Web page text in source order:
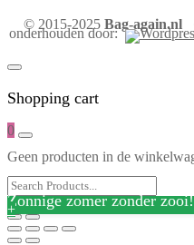
© 2015-2025 Bag-again.nl
onderhouden door:
Shopping cart
0
Geen producten in de
Zonnige zomer zonder zooi!
+